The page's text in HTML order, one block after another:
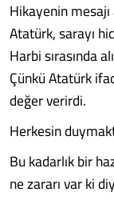
Hikayenin
Atatürk, sarayı
Harbi sırasında
Çünkü Atatürk
değer verirdi.
Herkesin
Bu kadarlık bir
ne zararı var ki